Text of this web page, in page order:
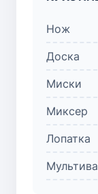
Нож
Доска
Миски
Миксер
Лопатка